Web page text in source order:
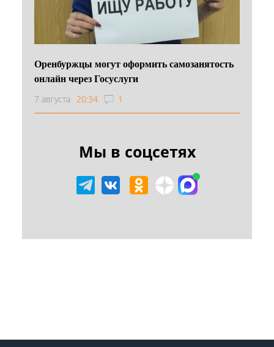
Оренбуржцы могут оформить самозанятость
онлайн через Госуслуги
7 августа 20:34 1
Мы в соцсетях